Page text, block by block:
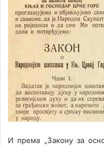
И према „Закону за